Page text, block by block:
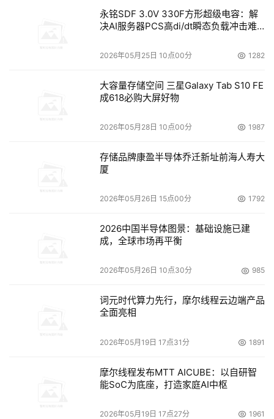
永铭SDF 3.0V 330F方形超级电容：解
决AI服务器PCS高di/dt瞬态负载冲击难
2026年05月25日 10点00分 1282
大容量存储空间 三星Galaxy Tab S10 FE
成618必购大屏好物
2026年05月28日 10点00分 1987
存储品牌康盈半导体乔迁新址前海人寿大
厦
2026年05月26日 15点00分 1792
2026中国半导体图景：基础设施已建
成，全球市场再平衡
2026年05月26日 10点30分 985
词元时代算力先行，摩尔线程云边端产品
全面亮相
2026年05月19日 17点31分 1891
摩尔线程发布MTT AICUBE：以自研智
能SoC为底座，打造家庭AI中枢
2026年05月19日 17点27分 1961